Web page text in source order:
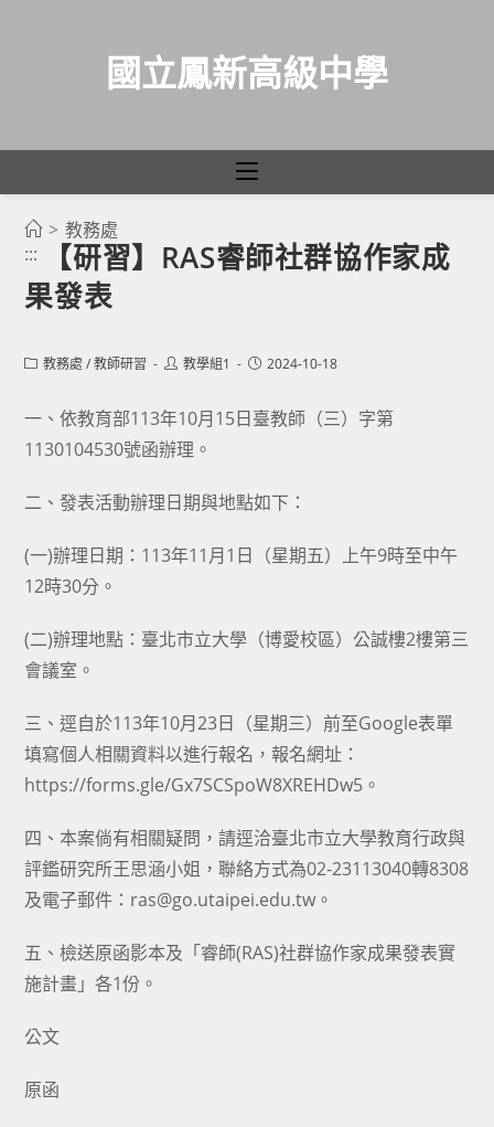
國立鳳新高級中學
> 教務處
:::
【研習】RAS睿師社群協作家成
果發表
Post教務處 / 教師研習
Post教學組1
Post2024-10-18
一、依教育部113年10月15日臺教師（三）字第
1130104530號函辦理。
二、發表活動辦理日期與地點如下：
(一)辦理日期：113年11月1日（星期五）上午9時至中午
12時30分。
(二)辦理地點：臺北市立大學（博愛校區）公誠樓2樓第三
會議室。
三、逕自於113年10月23日（星期三）前至Google表單
填寫個人相關資料以進行報名，報名網址：
https://forms.gle/Gx7SCSpoW8XREHDw5。
四、本案倘有相關疑問，請逕洽臺北市立大學教育行政與
評鑑研究所王思涵小姐，聯絡方式為02-23113040轉8308
及電子郵件：ras@go.utaipei.edu.tw。
五、檢送原函影本及「睿師(RAS)社群協作家成果發表實
施計畫」各1份。
公文
原函